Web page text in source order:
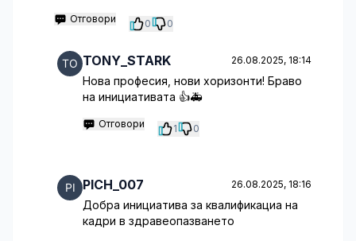
Отговори 0 0
TONY_STARK 26.08.2025, 18:14
Нова професия, нови хоризонти! Браво
на инициативата 👍🚑
Отговори 1 0
PICH_007 26.08.2025, 18:16
Добра инициатива за квалификациа на
кадри в здравеопазването